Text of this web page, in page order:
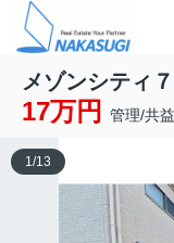
メゾンシティ
17万円 管理/共
1/13